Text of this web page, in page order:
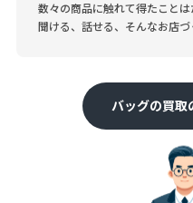
数々の商品に触れて得たこと
聞ける、話せる、そんなお店づ
バッグの買取